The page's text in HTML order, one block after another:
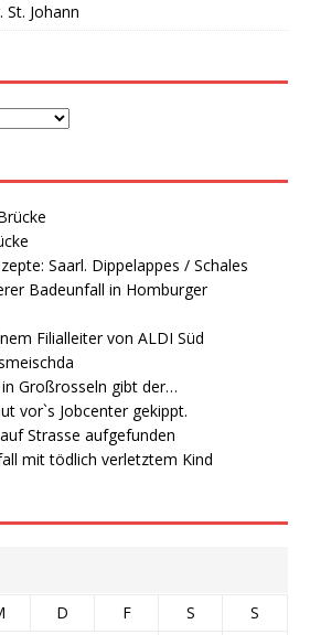
Johann
Saarl. Dippelappes / Schales
Badeunfall in Homburger
Filialleiter von ALDI Süd
Großrosseln gibt der…
vor`s Jobcenter gekippt.
Strasse aufgefunden
mit tödlich verletztem Kind
D F S
S